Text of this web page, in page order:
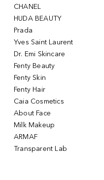
CHANEL
HUDA BEAUTY
Prada
Yves Saint Laurent
Dr. Emi Skincare
Fenty Beauty
Fenty Skin
Fenty Hair
Caia Cosmetics
About Face
Milk Makeup
ARMAF
Transparent Lab